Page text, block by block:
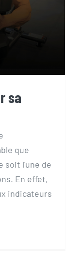
sa
que
soit l'une de
En effet,
indicateurs